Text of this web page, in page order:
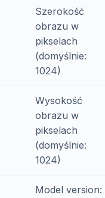
Szerokość
obrazu w
pikselach
(domyślnie:
1024)
Wysokość
obrazu w
pikselach
(domyślnie:
1024)
Model version: